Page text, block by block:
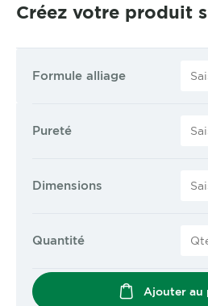
Créez votre produit
Formule alliage
Pureté
Dimensions
Quantité
Ajouter au